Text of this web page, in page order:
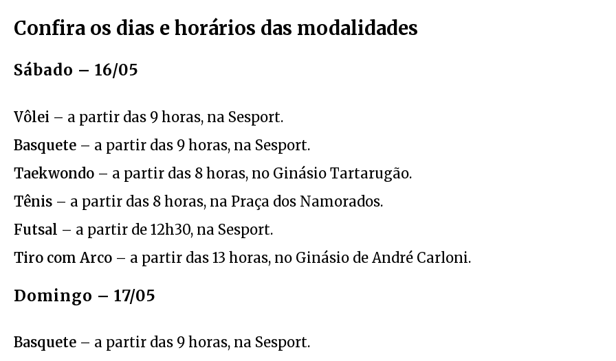
Confira os dias e horários das modalidades
Sábado – 16/05
Vôlei – a partir das 9 horas, na Sesport.
Basquete – a partir das 9 horas, na Sesport.
Taekwondo – a partir das 8 horas, no Ginásio Tartarugão.
Tênis – a partir das 8 horas, na Praça dos Namorados.
Futsal – a partir de 12h30, na Sesport.
Tiro com Arco – a partir das 13 horas, no Ginásio de André Carloni.
Domingo – 17/05
Basquete – a partir das 9 horas, na Sesport.